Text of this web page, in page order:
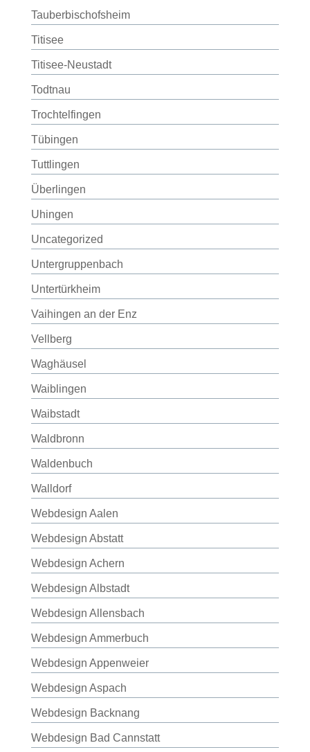
Tauberbischofsheim
Titisee
Titisee-Neustadt
Todtnau
Trochtelfingen
Tübingen
Tuttlingen
Überlingen
Uhingen
Uncategorized
Untergruppenbach
Untertürkheim
Vaihingen an der Enz
Vellberg
Waghäusel
Waiblingen
Waibstadt
Waldbronn
Waldenbuch
Walldorf
Webdesign Aalen
Webdesign Abstatt
Webdesign Achern
Webdesign Albstadt
Webdesign Allensbach
Webdesign Ammerbuch
Webdesign Appenweier
Webdesign Aspach
Webdesign Backnang
Webdesign Bad Cannstatt